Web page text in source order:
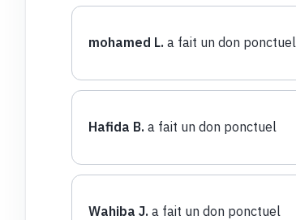
mohamed L. a fait un don ponctuel
Hafida B. a fait un don ponctuel
Wahiba J. a fait un don ponctuel